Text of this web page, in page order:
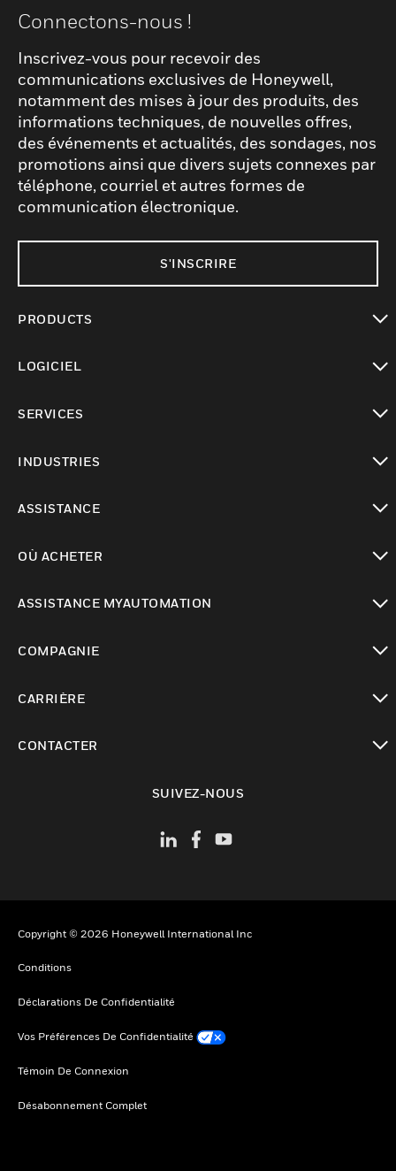
Connectons-nous !
Inscrivez-vous pour recevoir des
communications exclusives de Honeywell,
notamment des mises à jour des produits, des
informations techniques, de nouvelles offres,
des événements et actualités, des sondages, nos
promotions ainsi que divers sujets connexes par
téléphone, courriel et autres formes de
communication électronique.
S'INSCRIRE
PRODUCTS
LOGICIEL
SERVICES
INDUSTRIES
ASSISTANCE
OÙ ACHETER
ASSISTANCE MYAUTOMATION
COMPAGNIE
CARRIÈRE
CONTACTER
SUIVEZ-NOUS
Copyright © 2026 Honeywell International Inc
Conditions
Déclarations De Confidentialité
Vos Préférences De Confidentialité
Témoin De Connexion
Désabonnement Complet